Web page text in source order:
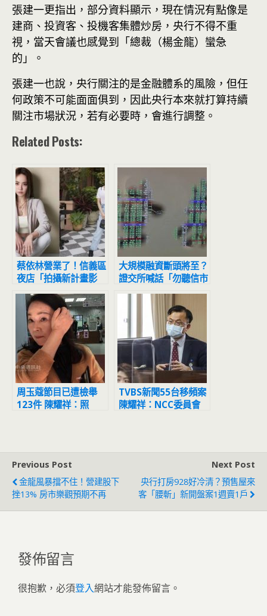
張建一更指出，部分資料顯示，現在情況有點像是
建商、投資客、投機客集體炒房，央行不得不重
視，當天會議也感覺到「總裁（楊金龍）蠻急
的」。
張建一也說，央行關注的是金融體系的風險，但任
何政策不可能面面俱到，因此央行本來就打算持續
關注市場狀況，若有必要時，會進行調整。
Related Posts:
蔡依林營業了！信義區
夜店「拍攝新計畫影
片」網友目擊驚：本人
正到翻掉
大規模融資斷頭將至？
證交所喊話「勿聽信市
場流言」
周玉蔻節目已遭檢舉
123件 陳耀祥：照
TVBS新聞55台移頻案
陳耀祥：NCC委員會
Previous Post
金龍風暴擋不住！營建股下
挫13% 房市樂觀預期不再
Next Post
央行打房928好冷清？預售屋來
客「腰斬」新開盤案1週賣1戶
發佈留言
很抱歉，必須登入網站才能發佈留言。